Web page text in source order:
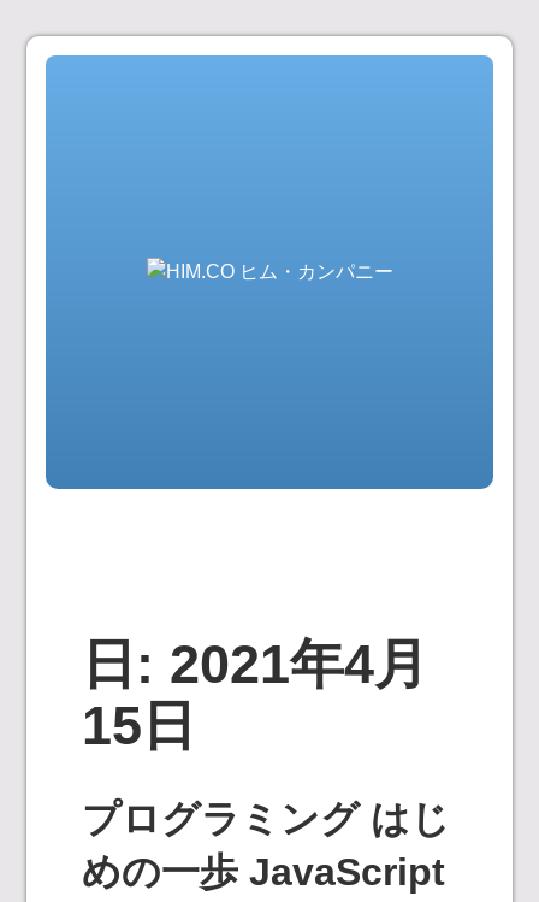
コ
日: 2021年4月
15日
プログラミング はじ
めの一歩 JavaScript